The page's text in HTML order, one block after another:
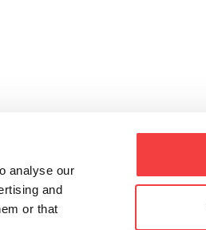
analyse our
and
or that